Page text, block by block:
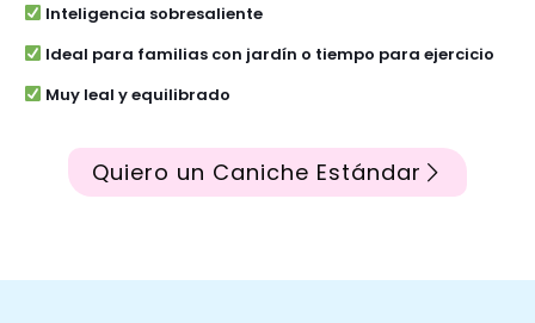
Inteligencia sobresaliente
Ideal para familias con jardín o tiempo para ejercicio
Muy leal y equilibrado
Quiero un Caniche Estándar